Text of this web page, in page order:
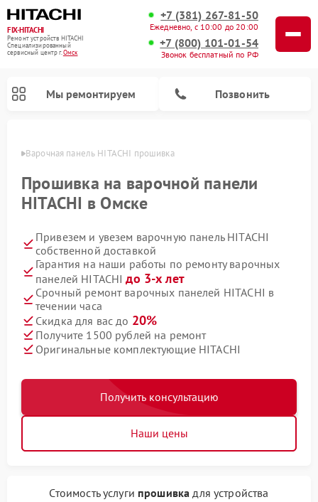
FIX-HITACHI
Ремонт устройств HITACHI
Специализированный
cервисный центр г.Омск
+7 (381) 267-81-50
Ежедневно, с 10:00 до 20:00
+7 (800) 101-01-54
Звонок бесплатный по РФ
Мы ремонтируем Позвонить
Варочная панель HITACHI прошивка
Прошивка на варочной панели
HITACHI в Омске
Привезем и увезем варочную панель HITACHI
собственной доставкой
Гарантия на наши работы по ремонту варочных
панелей HITACHIдо 3-х лет
Срочный ремонт варочных панелей HITACHI в
течении часа
Скидка для вас до 20%
Получите 1500 рублей на ремонт
Оригинальные комплектующие HITACHI
Получить консультацию
Наши цены
Стоимость услуги прошивка для устройства